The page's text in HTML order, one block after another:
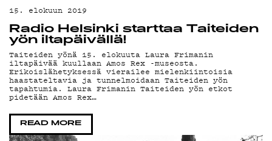
15. elokuun 2019
Radio Helsinki starttaa Taiteiden
yön iltapäivällä!
Taiteiden yönä 15. elokuuta Laura Frimanin
iltapäivää kuullaan Amos Rex -museosta.
Erikoislähetyksessä vierailee mielenkiintoisia
haastateltavia ja tunnelmoidaan Taiteiden yön
tapahtumia. Laura Frimanin Taiteiden yön etkot
pidetään Amos Rex…
READ MORE